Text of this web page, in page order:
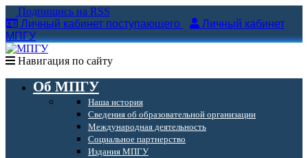
Подпишись на RSS
Личный кабинет поступающего
Личный кабинет
МПГУ
Навигация по сайту
Об МПГУ
Наша история
Сведения об образовательной организации
Международная деятельность
Социальное партнерство
Издания МПГУ